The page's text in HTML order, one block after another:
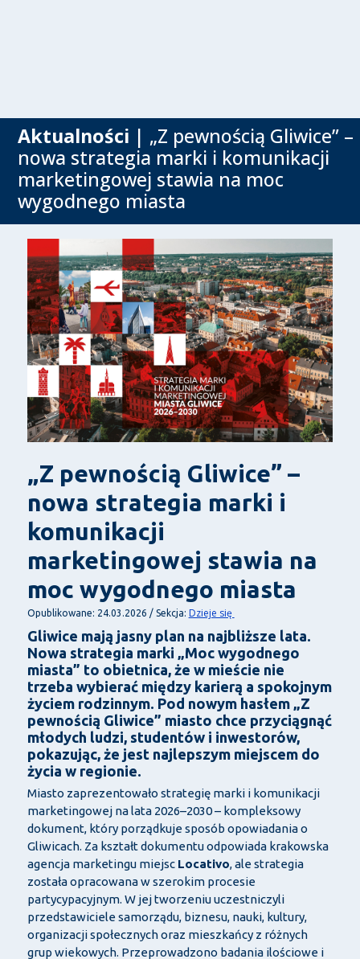
Aktualności | „Z pewnością Gliwice” –
nowa strategia marki i komunikacji
marketingowej stawia na moc
wygodnego miasta
„Z pewnością Gliwice” –
nowa strategia marki i
komunikacji
marketingowej stawia na
moc wygodnego miasta
Opublikowane: 24.03.2026 / Sekcja: Dzieje się
Gliwice mają jasny plan na najbliższe lata.
Nowa strategia marki „Moc wygodnego
miasta” to obietnica, że w mieście nie
trzeba wybierać między karierą a spokojnym
życiem rodzinnym. Pod nowym hasłem „Z
pewnością Gliwice” miasto chce przyciągnąć
młodych ludzi, studentów i inwestorów,
pokazując, że jest najlepszym miejscem do
życia w regionie.
Miasto zaprezentowało strategię marki i komunikacji
marketingowej na lata 2026–2030 – kompleksowy
dokument, który porządkuje sposób opowiadania o
Gliwicach. Za kształt dokumentu odpowiada krakowska
agencja marketingu miejsc Locativo, ale strategia
została opracowana w szerokim procesie
partycypacyjnym. W jej tworzeniu uczestniczyli
przedstawiciele samorządu, biznesu, nauki, kultury,
organizacji społecznych oraz mieszkańcy z różnych
grup wiekowych. Przeprowadzono badania ilościowe i